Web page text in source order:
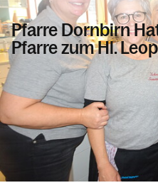
Pfarre Dornbirn
Pfarre zum Hl.
Informationen
Kalender